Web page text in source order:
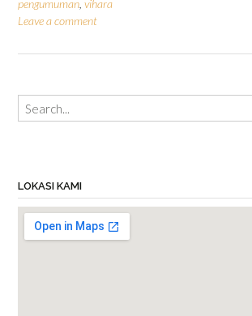
pengumuman vihara
Leave a comment
LOKASI KAMI